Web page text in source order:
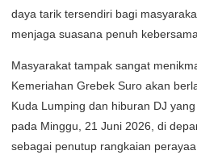
daya tarik tersendiri bagi
menjaga suasana penuh
Masyarakat tampak sangat
Kemeriahan Grebek Suro akan
Kuda Lumping dan hiburan DJ
pada Minggu, 21 Juni 2026, di
sebagai penutup rangkaian